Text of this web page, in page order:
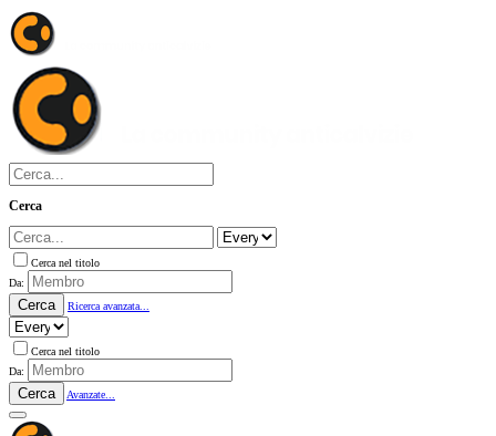
Cerca
Cerca nel titolo
Da:
Cerca Ricerca avanzata...
Cerca nel titolo
Da:
Cerca Avanzate...